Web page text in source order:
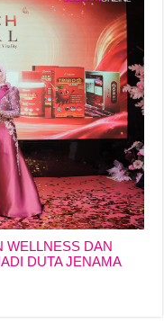
WELLNESS DAN
DUTA JENAMA